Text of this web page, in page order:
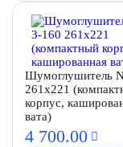
Шумоглушитель
261х221
корпус,
вата)
4 700.00